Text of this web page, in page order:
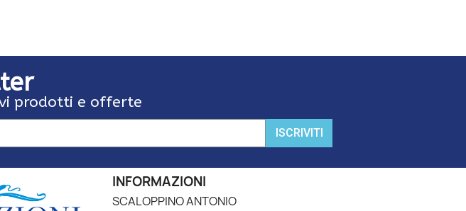
prodotti e offerte
ISCRIVITI
INFORMAZIONI
SCALOPPINO ANTONIO